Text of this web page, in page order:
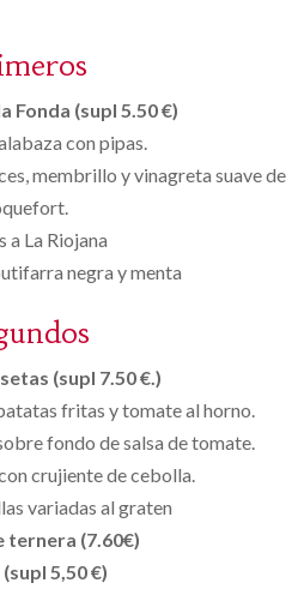
Fonda (supl 5.50 €)
con pipas.
membrillo y vinagreta suave de
a La Riojana
negra y menta
(supl 7.50 €.)
fritas y tomate al horno.
fondo de salsa de tomate.
crujiente de cebolla.
variadas al graten
ternera (7.60€)
5,50 €)